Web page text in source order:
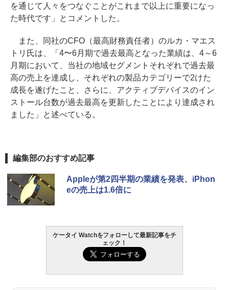
を通じて人々をつなぐことがこれまで以上に重要になっ
た時代です」とコメントした。
また、同社のCFO（最高財務責任者）のルカ・マエス
トリ氏は、「4〜6月期で過去最高となった業績は、4～6
月期において、当社の地域セグメントそれぞれで過去最
高の売上を達成し、それぞれの製品カテゴリーで2けた
成長を遂げたこと、さらに、アクティブデバイスのイン
ストール台数が過去最高を更新したことにより達成され
ました」と述べている。
編集部のおすすめ記事
Appleが第2四半期の業績を発表、iPhon
eの売上は1.6倍に
ケータイ Watchをフォローして最新記事をチ
ェック！